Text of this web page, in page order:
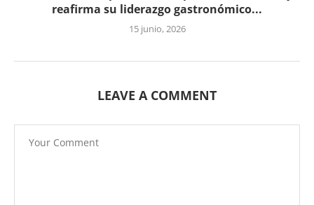
reafirma su liderazgo gastronómico...
15 junio, 2026
LEAVE A COMMENT